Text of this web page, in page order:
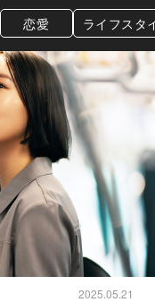
恋愛 ライフスタ
2025.05.21